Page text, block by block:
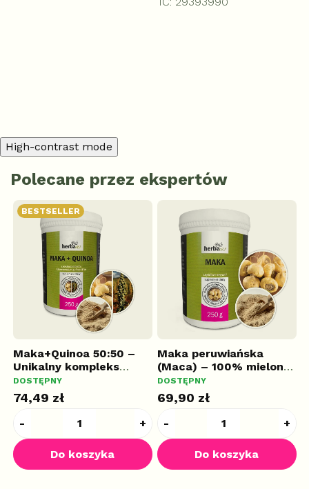
High-contrast mode
Polecane przez ekspertów
BESTSELLER
Maka+Quinoa 50:50 –
Unikalny kompleks
odżywczy, 250 g
DOSTĘPNY
74,49 zł
Maka peruwiańska
(Maca) – 100% mielony
korzeń, 250 g
DOSTĘPNY
69,90 zł